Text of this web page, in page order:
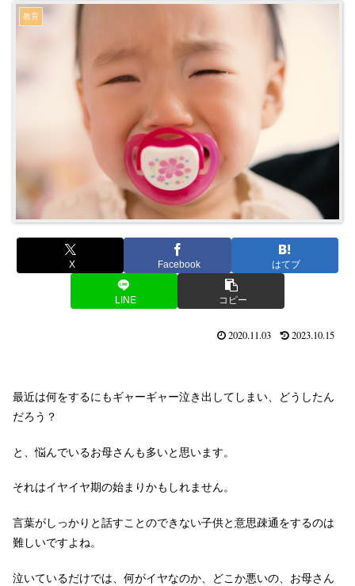
教育
X Facebook はてブ
LINE コピー
2020.11.03 2023.10.15
最近は何をするにもギャーギャー泣き出してしまい、どうしたん
だろう？
と、悩んでいるお母さんも多いと思います。
それはイヤイヤ期の始まりかもしれません。
言葉がしっかりと話すことのできない子供と意思疎通をするのは
難しいですよね。
泣いているだけでは、何がイヤなのか、どこか悪いの、お母さん